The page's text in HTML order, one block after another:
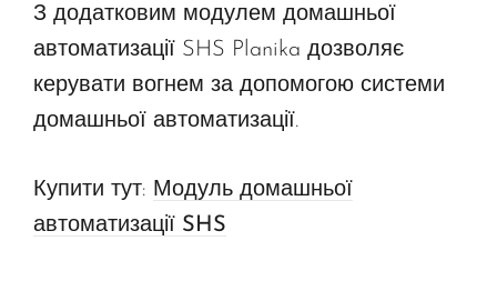
З додатковим модулем домашньої
автоматизації SHS Planika дозволяє
керувати вогнем за допомогою системи
домашньої автоматизації.
Купити тут: Модуль домашньої
автоматизації SHS